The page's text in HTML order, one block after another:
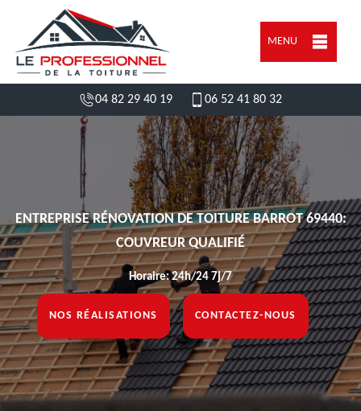
MENU
04 82 29 40 19 06 52 41 80 32
ENTREPRISE RÉNOVATION DE TOITURE BARROT 69440:
COUVREUR QUALIFIÉ
Horaire: 24h/24 7j/7
NOS RÉALISATIONS CONTACTEZ-NOUS